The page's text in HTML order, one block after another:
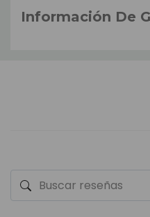
Información De